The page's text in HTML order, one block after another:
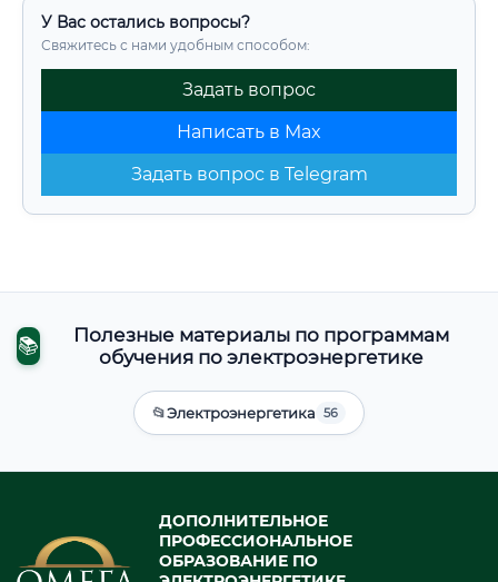
У Вас остались вопросы?
Свяжитесь с нами удобным способом:
Задать вопрос
Написать в Max
Задать вопрос в Telegram
📚
Полезные материалы по программам
обучения по электроэнергетике
📂Электроэнергетика 56
ДОПОЛНИТЕЛЬНОЕ
ПРОФЕССИОНАЛЬНОЕ
ОБРАЗОВАНИЕ ПО